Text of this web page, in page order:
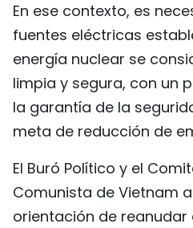
En ese contexto, es
fuentes eléctricas
energía nuclear se
limpia y segura, con un
la garantía de la
meta de reducción de
El Buró Político y el
Comunista de Vietnam
orientación de